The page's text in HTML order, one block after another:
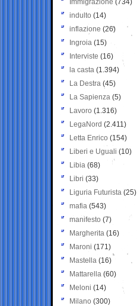
Immigrazione (734)
indulto (14)
inflazione (26)
Ingroia (15)
Interviste (16)
la casta (1.394)
La Destra (45)
La Sapienza (5)
Lavoro (1.316)
LegaNord (2.411)
Letta Enrico (154)
Liberi e Uguali (10)
Libia (68)
Libri (33)
Liguria Futurista (25)
mafia (543)
manifesto (7)
Margherita (16)
Maroni (171)
Mastella (16)
Mattarella (60)
Meloni (14)
Milano (300)